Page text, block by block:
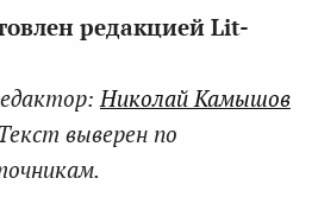
редакцией Lit-
Николай Камышов
выверен по